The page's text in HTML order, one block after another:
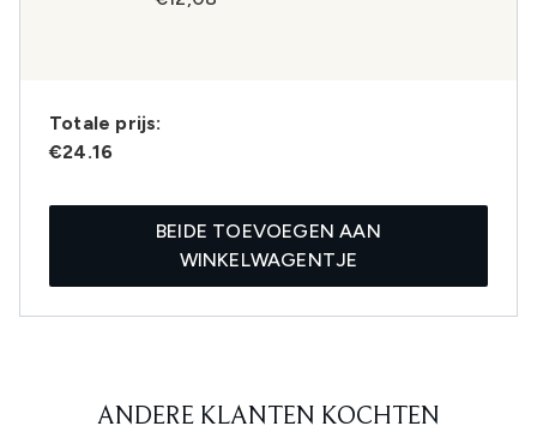
Totale prijs:
€24.16
BEIDE TOEVOEGEN AAN
WINKELWAGENTJE
ANDERE KLANTEN KOCHTEN